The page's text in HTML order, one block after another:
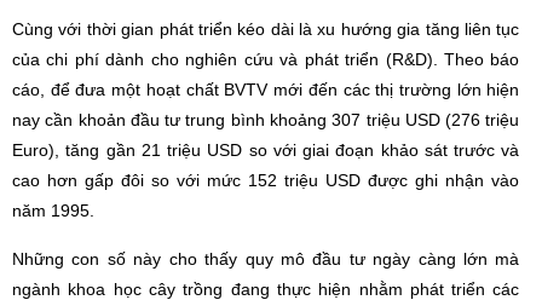
Cùng với thời gian phát triển kéo dài là xu hướng gia tăng liên tục
của chi phí dành cho nghiên cứu và phát triển (R&D). Theo báo
cáo, để đưa một hoạt chất BVTV mới đến các thị trường lớn hiện
nay cần khoản đầu tư trung bình khoảng 307 triệu USD (276 triệu
Euro), tăng gần 21 triệu USD so với giai đoạn khảo sát trước và
cao hơn gấp đôi so với mức 152 triệu USD được ghi nhận vào
năm 1995.
Những con số này cho thấy quy mô đầu tư ngày càng lớn mà
ngành khoa học cây trồng đang thực hiện nhằm phát triển các